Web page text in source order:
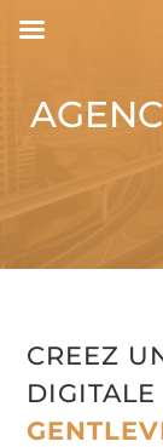
CREEZ